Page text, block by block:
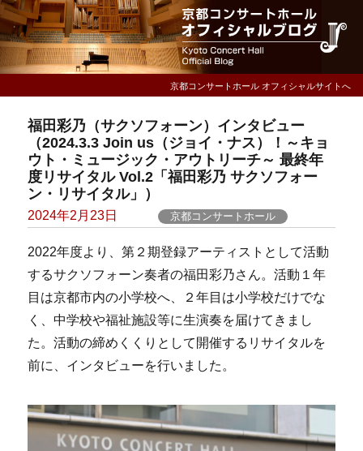
京都コンサートホール オフィシャルサイトへ
福田彩乃（サクソフォーン）インタビュー
（2024.3.3 Join us（ジョイ・ナス）！～キョ
ウト・ミュージック・アウトリーチ～ 最終年
度リサイタル Vol.2「福田彩乃 サクソフォー
ン・リサイタル」）
Posted
2024年2月23日 京都コンサートホール
2022年度より、第２期登録アーティストとして活動
するサクソフォーン奏者の福田彩乃さん。活動１年
目は京都市内の小学校へ、２年目は小学校だけでな
く、中学校や福祉施設等に生演奏を届けてきまし
た。活動の締めくくりとして開催するリサイタルを
前に、インタビューを行いました。